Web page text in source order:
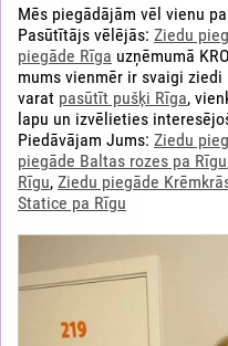
pasūtījumu?
Mēs piegādājām vēl vienu
Pasūtītājs vēlējās: Ziedu
piegāde Rīga uzņēmumā
mums vienmēr ir svaigi
varat pasūtīt pušķi Rīga,
lapu un izvēlieties
Piedāvājam Jums: Ziedu
piegāde Baltas rozes pa Rīgu
Rīgu, Ziedu piegāde
Statice pa Rīgu